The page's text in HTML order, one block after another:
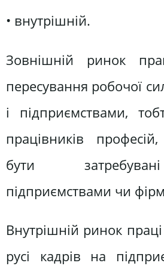
• внутрішній.
Зовнішній ринок
пересування робочої
і підприємствами,
працівників
бути
підприємствами чи
Внутрішній ринок
русі кадрів на